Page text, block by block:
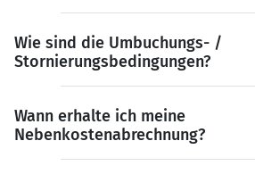
Wie sind die Umbuchungs- /
Stornierungsbedingungen?
Wann erhalte ich meine
Nebenkostenabrechnung?